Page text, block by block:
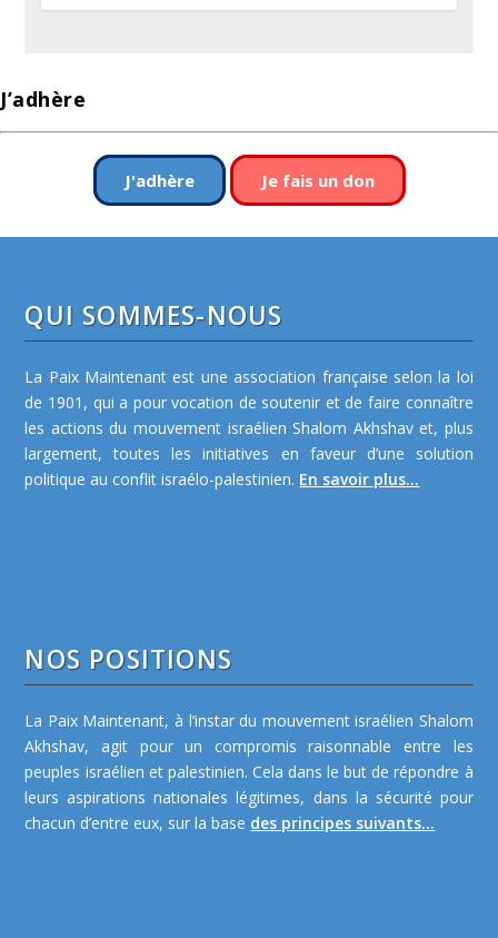
J’adhère
J'adhère Je fais un don
QUI SOMMES-NOUS
La Paix Maintenant est une association française selon la loi
de 1901, qui a pour vocation de soutenir et de faire connaître
les actions du mouvement israélien Shalom Akhshav et, plus
largement, toutes les initiatives en faveur d’une solution
politique au conflit israélo-palestinien. En savoir plus...
NOS POSITIONS
La Paix Maintenant, à l’instar du mouvement israélien Shalom
Akhshav, agit pour un compromis raisonnable entre les
peuples israélien et palestinien. Cela dans le but de répondre à
leurs aspirations nationales légitimes, dans la sécurité pour
chacun d’entre eux, sur la base des principes suivants...